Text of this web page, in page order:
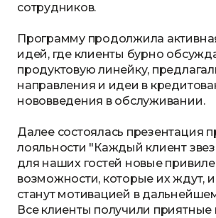
сотрудников.
Программу продолжила
идей, где клиенты бурно
продуктовую линейку,
направления и идеи в
нововведения в обслуживании.
Далее состоялась презентация
лояльности "Каждый клиент
для наших гостей новые
возможности, которые их ждут,
станут мотивацией в
Все клиенты получили приятные